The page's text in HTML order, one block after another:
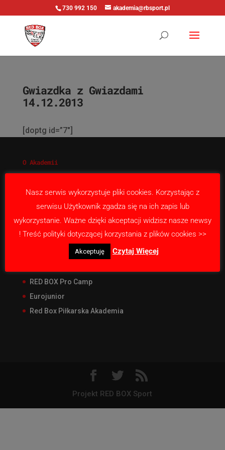
730 992 150 akademia@rbsport.pl
Gwiazdka z Gwiazdami
14.12.2013
[doptg id=”7″]
O Akademii
Nasza misja
Kontakt
Nasze projekty
RED BOX Junior Liga
RED BOX Pro Camp
Eurojunior
Red Box Piłkarska Akademia
Projekt RED BOX Sport
Nasz serwis wykorzystuje pliki cookies. Korzystając z
serwisu Użytkownik zgadza się na ich zapis lub
wykorzystanie. Ważne dzięki akceptacji widzisz nasze newsy
! Treść polityki dotyczącej korzystania z plików cookies >>
Akceptuję Czytaj Więcej